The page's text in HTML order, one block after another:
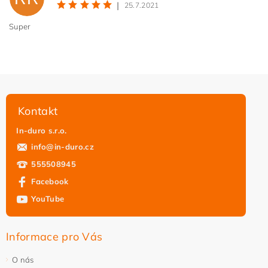
| 25.7.2021
Super
Kontakt
In-duro s.r.o.
info@in-duro.cz
555508945
Facebook
YouTube
Informace pro Vás
O nás